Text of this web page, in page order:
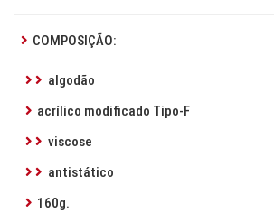
COMPOSIÇÃO:
algodão
acrílico modificado Tipo-F
viscose
antistático
160g.